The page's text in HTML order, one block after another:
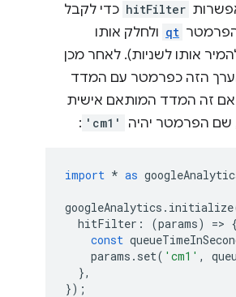
hitFilter כדי לקבל
qt ולחלק אותו
(כדי להמיר אותו לשניות). לאחר מכן
הזה כפרמטר עם המדד
זה המדד המותאם אישית
שם הפרמטר יהיה
'cm1'
:
import * as
googleAnalytics . initialize
hitFilter : (params) => {
const
params . set( 'cm1' ,
},
});